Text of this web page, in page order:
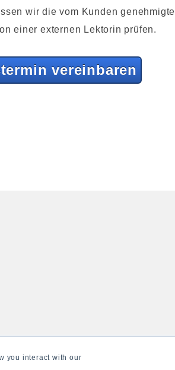
you interact with our
wir die vom Kunden genehmigte
einer externen Lektorin prüfen.
vereinbaren